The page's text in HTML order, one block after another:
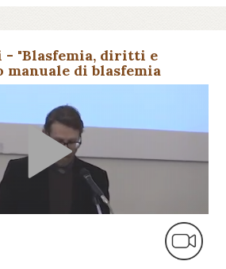
- "Blasfemia, diritti e
di blasfemia
Mistero Bu...